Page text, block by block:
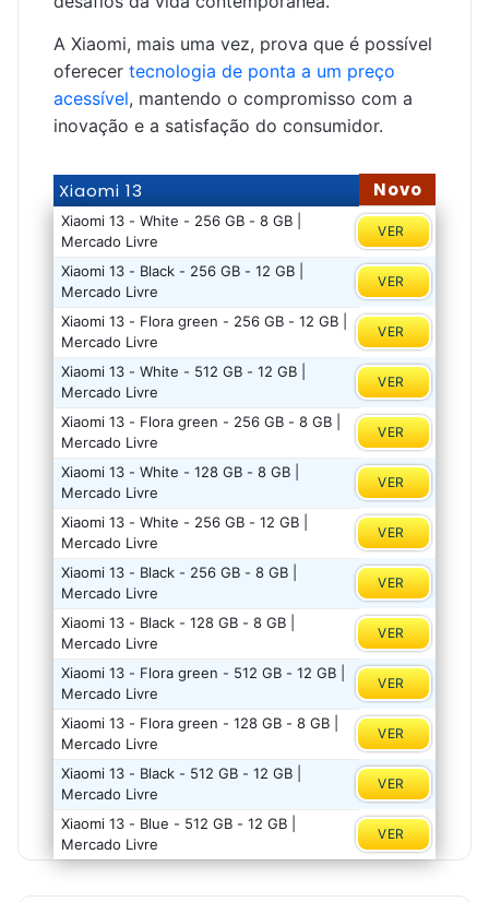
A Xiaomi, mais uma vez, prova que é possível
oferecer tecnologia de ponta a um preço
acessível, mantendo o compromisso com a
inovação e a satisfação do consumidor.
Xiaomi 13 Novo
Xiaomi 13 - White - 256 GB - 8 GB |
Mercado Livre
VER
Xiaomi 13 - Black - 256 GB - 12 GB |
Mercado Livre
VER
Xiaomi 13 - Flora green - 256 GB - 12 GB |
Mercado Livre
VER
Xiaomi 13 - White - 512 GB - 12 GB |
Mercado Livre
VER
Xiaomi 13 - Flora green - 256 GB - 8 GB |
Mercado Livre
VER
Xiaomi 13 - White - 128 GB - 8 GB |
Mercado Livre
VER
Xiaomi 13 - White - 256 GB - 12 GB |
Mercado Livre
VER
Xiaomi 13 - Black - 256 GB - 8 GB |
Mercado Livre
VER
Xiaomi 13 - Black - 128 GB - 8 GB |
Mercado Livre
VER
Xiaomi 13 - Flora green - 512 GB - 12 GB |
Mercado Livre
VER
Xiaomi 13 - Flora green - 128 GB - 8 GB |
Mercado Livre
VER
Xiaomi 13 - Black - 512 GB - 12 GB |
Mercado Livre
VER
Xiaomi 13 - Blue - 512 GB - 12 GB |
Mercado Livre
VER